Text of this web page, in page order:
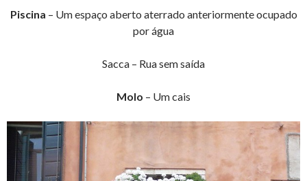
Piscina – Um espaço aberto aterrado anteriormente ocupado
por água
Sacca – Rua sem saída
Molo – Um cais